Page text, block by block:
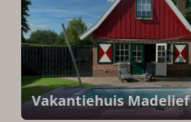
Vakantiehuis Madelief